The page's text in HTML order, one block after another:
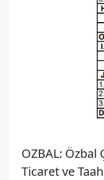
OZBAL: Özbal
Ticaret ve